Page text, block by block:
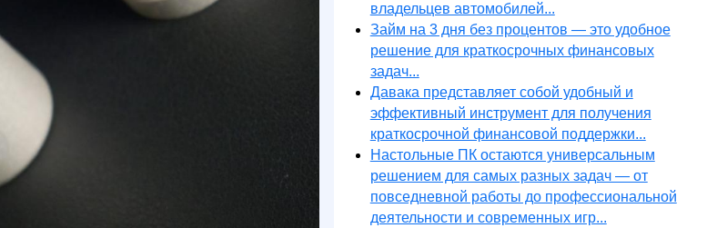
владельцев автомобилей...
Займ на 3 дня без процентов — это удобное
решение для краткосрочных финансовых
задач...
Давака представляет собой удобный и
эффективный инструмент для получения
краткосрочной финансовой поддержки...
Настольные ПК остаются универсальным
решением для самых разных задач — от
повседневной работы до профессиональной
деятельности и современных игр...